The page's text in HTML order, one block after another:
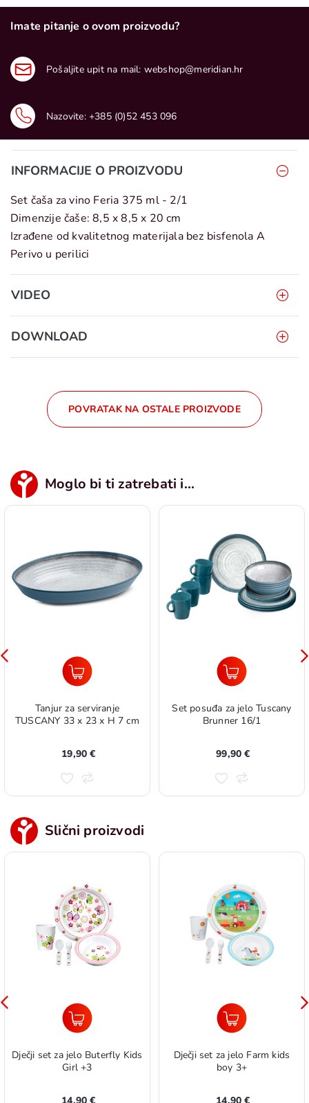
Imate pitanje o ovom proizvodu?
Pošaljite upit na mail: webshop@meridian.hr
Nazovite: +385 (0)52 453 096
INFORMACIJE O PROIZVODU
Set čaša za vino Feria 375 ml - 2/1
Dimenzije čaše: 8,5 x 8,5 x 20 cm
Izrađene od kvalitetnog materijala bez bisfenola A
Perivo u perilici
VIDEO
DOWNLOAD
POVRATAK NA OSTALE PROIZVODE
Moglo bi ti zatrebati i...
Tanjur za serviranje
TUSCANY 33 x 23 x H 7 cm
19,90 €
Set posuđa za jelo Tuscany
Brunner 16/1
99,90 €
Slični proizvodi
Dječji set za jelo Buterfly Kids
Girl +3
Dječji set za jelo Farm kids
boy 3+